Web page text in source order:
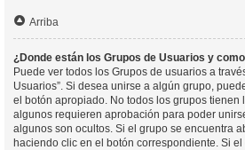
Arriba
¿Donde están los Grupos de Usuarios y
Puede ver todos los Grupos de usuarios a
Usuarios”. Si desea unirse a algún grupo,
el botón apropiado. No todos los grupos tienen
algunos requieren aprobación para poder
algunos son ocultos. Si el grupo se encuentra
haciendo clic en el botón correspondiente. Si